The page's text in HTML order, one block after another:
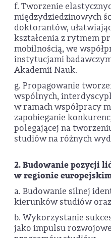
f. Tworzenie
międzydziedzinowych
doktorantów,
kształcenia z rytmem
mobilnością, we
instytucjami
Akademii Nauk.
g. Propagowanie
wspólnych,
w ramach współpracy
zapobieganie
polegającej na
studiów na różnych
2. Budowanie pozycji
w regionie
a. Budowanie silnej
kierunków studiów
b. Wykorzystanie
jako impulsu